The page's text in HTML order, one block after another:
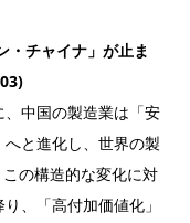
・チャイナ」が止ま
中国の製造業は「安
と進化し、世界の製
の構造的な変化に対
、「高付加価値化」